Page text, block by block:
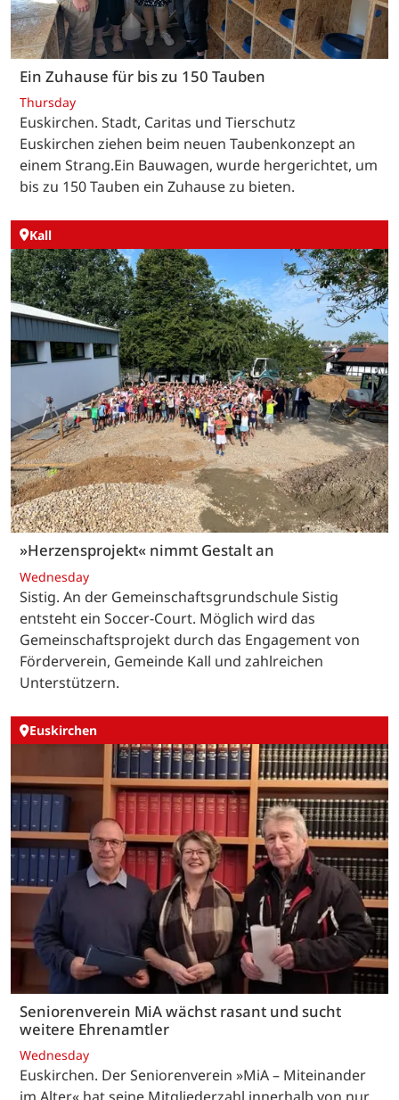
Ein Zuhause für bis zu 150 Tauben
Thursday
Euskirchen. Stadt, Caritas und Tierschutz
Euskirchen ziehen beim neuen Taubenkonzept an
einem Strang.Ein Bauwagen, wurde hergerichtet, um
bis zu 150 Tauben ein Zuhause zu bieten.
Kall
»Herzensprojekt« nimmt Gestalt an
Wednesday
Sistig. An der Gemeinschaftsgrundschule Sistig
entsteht ein Soccer-Court. Möglich wird das
Gemeinschaftsprojekt durch das Engagement von
Förderverein, Gemeinde Kall und zahlreichen
Unterstützern.
Euskirchen
Seniorenverein MiA wächst rasant und sucht
weitere Ehrenamtler
Wednesday
Euskirchen. Der Seniorenverein »MiA – Miteinander